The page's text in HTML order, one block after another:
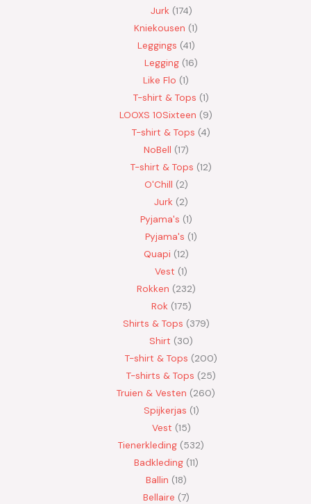
Jurk 174
Kniekousen 1
Leggings 41
Legging 16
Like Flo 1
T-shirt & Tops 1
LOOXS 10Sixteen
9
T-shirt & Tops 4
NoBell 17
T-shirt & Tops 12
O'Chill 2
Jurk
2
Pyjama's 1
Pyjama's 1
Quapi 12
Vest 1
Rokken 232
Rok 175
Shirts & Tops 379
Shirt
30
T-shirt & Tops
200
T-shirts & Tops
25
Truien & Vesten
260
Spijkerjas 1
Vest 15
Tienerkleding 532
Badkleding 11
Ballin 18
Bellaire 7